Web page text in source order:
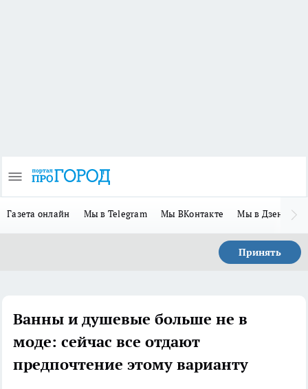
Газета онлайн Мы в Telegram Мы ВКонтакте Мы в Дзене
Принять
Ванны и душевые больше не в
моде: сейчас все отдают
предпочтение этому варианту